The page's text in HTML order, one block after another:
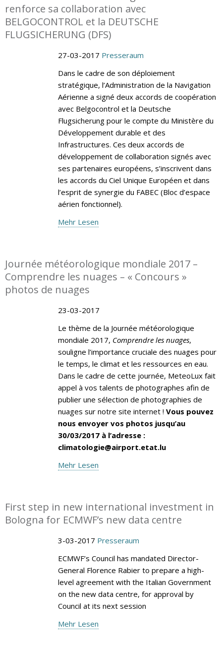
renforce sa collaboration avec
BELGOCONTROL et la DEUTSCHE
FLUGSICHERUNG (DFS)
27-03-2017 Presseraum
Dans le cadre de son déploiement
stratégique, l’Administration de la Navigation
Aérienne a signé deux accords de coopération
avec Belgocontrol et la Deutsche
Flugsicherung pour le compte du Ministère du
Développement durable et des
Infrastructures. Ces deux accords de
développement de collaboration signés avec
ses partenaires européens, s’inscrivent dans
les accords du Ciel Unique Européen et dans
l’esprit de synergie du FABEC (Bloc d’espace
aérien fonctionnel).
Mehr Lesen
Journée météorologique mondiale 2017 –
Comprendre les nuages – « Concours »
photos de nuages
23-03-2017
Le thème de la Journée météorologique
mondiale 2017, Comprendre les nuages,
souligne l’importance cruciale des nuages pour
le temps, le climat et les ressources en eau.
Dans le cadre de cette journée, MeteoLux fait
appel à vos talents de photographes afin de
publier une sélection de photographies de
nuages sur notre site internet ! Vous pouvez
nous envoyer vos photos jusqu’au
30/03/2017 à l’adresse :
climatologie@airport.etat.lu
Mehr Lesen
First step in new international investment in
Bologna for ECMWF’s new data centre
3-03-2017 Presseraum
ECMWF’s Council has mandated Director-
General Florence Rabier to prepare a high-
level agreement with the Italian Government
on the new data centre, for approval by
Council at its next session
Mehr Lesen